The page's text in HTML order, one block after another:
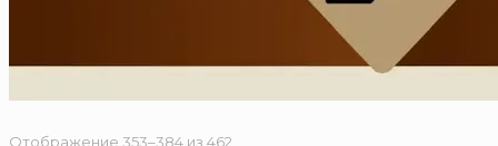
Отображение 353–384 из 462